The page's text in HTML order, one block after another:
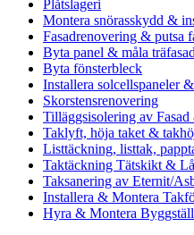
Plåtslageri
Montera snörasskydd &
Fasadrenovering & putsa
Byta panel & måla
Byta fönsterbleck
Installera solcellspaneler
Skorstensrenovering
Tilläggsisolering av
Taklyft, höja taket &
Listtäckning, listtak,
Taktäckning Tätskikt &
Taksanering av Eternit/
Installera & Montera
Hyra & Montera